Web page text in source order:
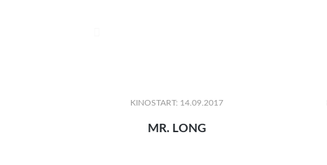
KINOSTART: 14.09.2017
MR. LONG